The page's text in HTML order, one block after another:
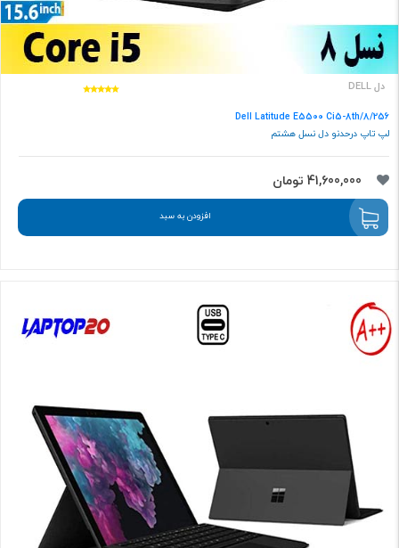
دل DELL
Dell Latitude E5500 Ci5-8th/8/256
لپ تاپ درحدنو دل نسل هشتم
41,600,000 تومان
افزودن به سبد